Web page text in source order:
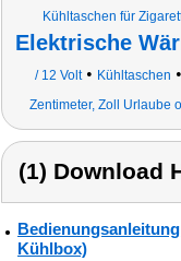
Kühltaschen für
Elektrische
/ 12 Volt• Kühltaschen •
Zentimeter, Zoll Urlaube
(1) Download
Kühlbox)